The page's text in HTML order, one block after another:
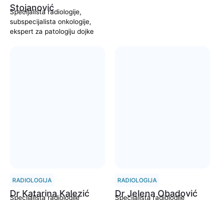
Stojanović
Specijalista radiologije,
subspecijalista onkologije,
ekspert za patologiju dojke
RADIOLOGIJA
Dr Katarina Kalezić
Specijalista radiologije
RADIOLOGIJA
Dr Jelena Obadović
Specijalista radiologije